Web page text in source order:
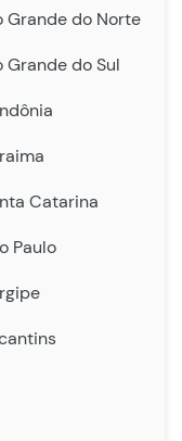
Grande do Norte
Grande do Sul
Catarina
Paulo